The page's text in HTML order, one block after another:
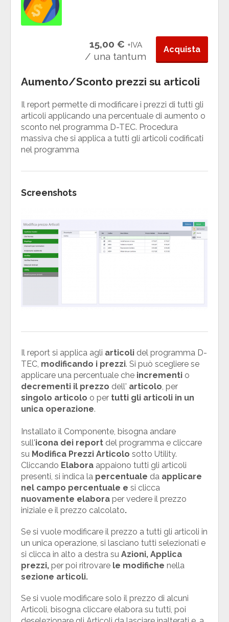
15,00 € +IVA
/ una tantum
Acquista
Aumento/Sconto prezzi su articoli
Il report permette di modificare i prezzi di tutti gli
articoli applicando una percentuale di aumento o
sconto nel programma D-TEC. Procedura
massiva che si applica a tutti gli articoli codificati
nel programma
Screenshots
Il report si applica agli articoli del programma D-
TEC, modificando i prezzi. Si può scegliere se
applicare una percentuale che incrementi o
decrementi il prezzo dell' articolo , per
singolo articolo o per tutti gli articoli in un
unica operazione.
Installato il Componente, bisogna andare
sull'icona dei report del programma e cliccare
su Modifica Prezzi Articolo sotto Utility.
Cliccando Elabora appaiono tutti gli articoli
presenti, si indica la percentuale da applicare
nel campo percentuale e si clicca
nuovamente elabora per vedere il prezzo
iniziale e il prezzo calcolato.
Se si vuole modificare il prezzo a tutti gli articoli in
un unica operazione, si lasciano tutti selezionati e
si clicca in alto a destra su Azioni, Applica
prezzi, per poi ritrovare le modifiche nella
sezione articoli.
Se si vuole modificare solo il prezzo di alcuni
Articoli, bisogna cliccare elabora su tutti, poi